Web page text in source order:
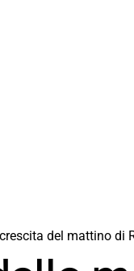
del mattino di